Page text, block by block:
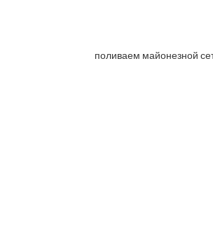
поливаем майонезной